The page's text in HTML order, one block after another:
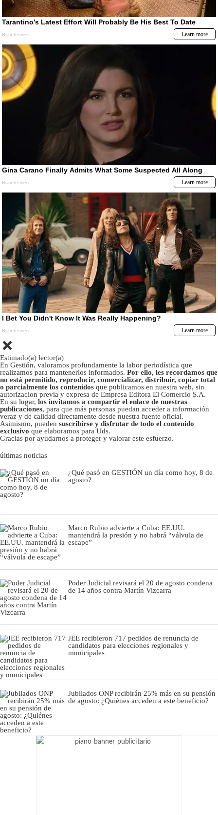
Estimado(a) lector(a)
En Gestión, valoramos profundamente la labor periodística que
realizamos para mantenerlos informados. Por ello, les recordamos que
no está permitido, reproducir, comercializar, distribuir, copiar total
o parcialmente los contenidos que publicamos en nuestra web, sin
autorizacion previa y expresa de Empresa Editora El Comercio S.A.
En su lugar, los invitamos a compartir el enlace de nuestras
publicaciones, para que más personas puedan acceder a información
veraz y de calidad directamente desde nuestra fuente oficial.
Asimismo, pueden suscribirse y disfrutar de todo el contenido
exclusivo que elaboramos para Uds.
Gracias por ayudarnos a proteger y valorar este esfuerzo.
últimas noticias
¿Qué pasó en GESTIÓN un día como hoy, 8 de
agosto?
Marco Rubio advierte a Cuba: EE.UU.
mantendrá la presión y no habrá “válvula de
escape”
Poder Judicial revisará el 20 de agosto condena
de 14 años contra Martín Vizcarra
JEE recibieron 717 pedidos de renuncia de
candidatos para elecciones regionales y
municipales
Jubilados ONP recibirán 25% más en su pensión
de agosto: ¿Quiénes acceden a este beneficio?